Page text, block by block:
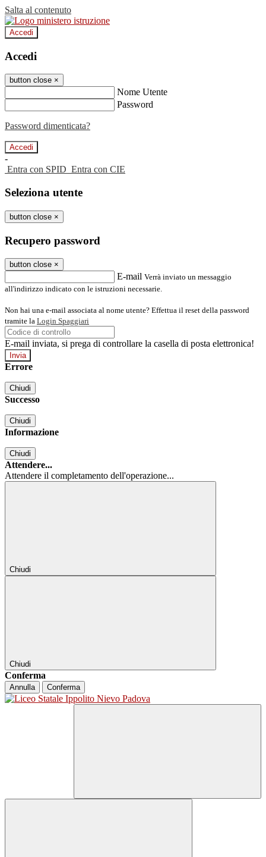
Salta al contenuto
Accedi
Accedi
button close ×
Nome Utente
Password
Password dimenticata?
-
Entra con SPID Entra con CIE
Seleziona utente
button close ×
Recupero password
button close ×
E-mail Verrà inviato un messaggio
all'indirizzo indicato con le istruzioni necessarie.
Non hai una e-mail associata al nome utente? Effettua il reset della password
tramite la Login Spaggiari
E-mail inviata, si prega di controllare la casella di posta elettronica!
Errore
Chiudi
Successo
Chiudi
Informazione
Chiudi
Attendere...
Attendere il completamento dell'operazione...
Chiudi
Chiudi
Conferma
Annulla Conferma